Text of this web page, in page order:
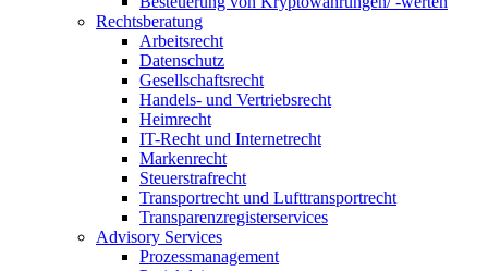
Rechtsberatung
Arbeitsrecht
Datenschutz
Gesellschaftsrecht
Handels- und Vertriebsrecht
Heimrecht
IT-Recht und Internetrecht
Markenrecht
Steuerstrafrecht
Transportrecht und Lufttransportrecht
Transparenzregisterservices
Advisory Services
Prozessmanagement